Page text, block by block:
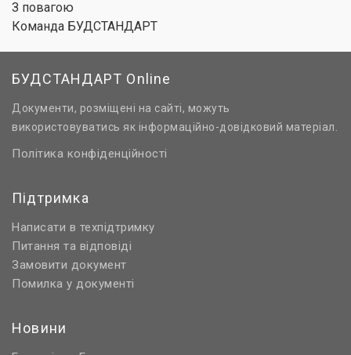
З повагою
Команда БУДСТАНДАРТ
БУДСТАНДАРТ Online
Документи, розміщені на сайті, можуть
використовуватись як інформаційно-довідковий матеріал.
Політика конфіденційності
Підтримка
Написати в техпідтримку
Питання та відповіді
Замовити документ
Помилка у документі
Новини